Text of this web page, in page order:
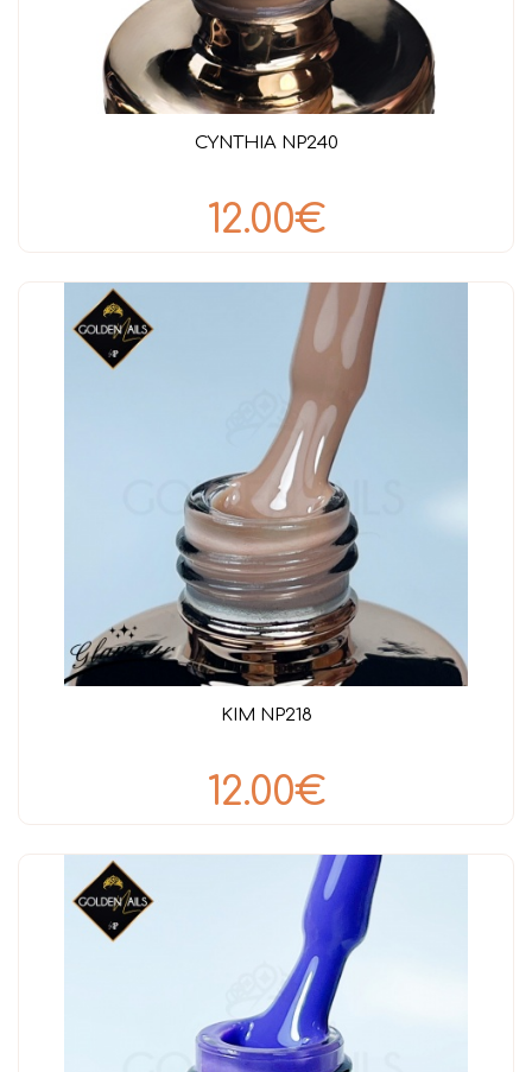
CYNTHIA NP240
12.00€
KIM NP218
12.00€